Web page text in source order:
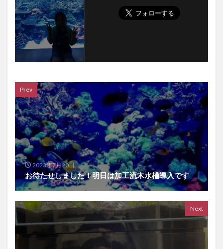
Prev
2023年7月20日
お待たせしました！明日は加工流木水槽導入です
Next